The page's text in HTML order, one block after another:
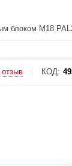
блоком M18
отзыв КОД: